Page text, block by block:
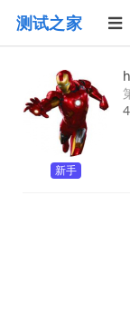
测试之家
新手
4